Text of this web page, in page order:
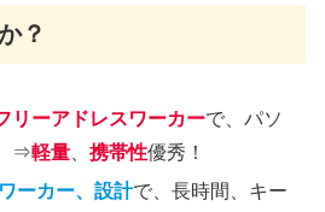
？
リーアドレスワーカーで、パソ
⇒軽量 、携帯性優秀！
ーカー、設計で、長時間、キー